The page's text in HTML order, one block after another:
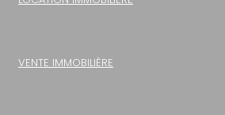
VENTE IMMOBILIÈRE